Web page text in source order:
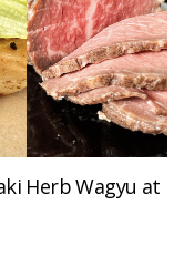
Herb Wagyu at